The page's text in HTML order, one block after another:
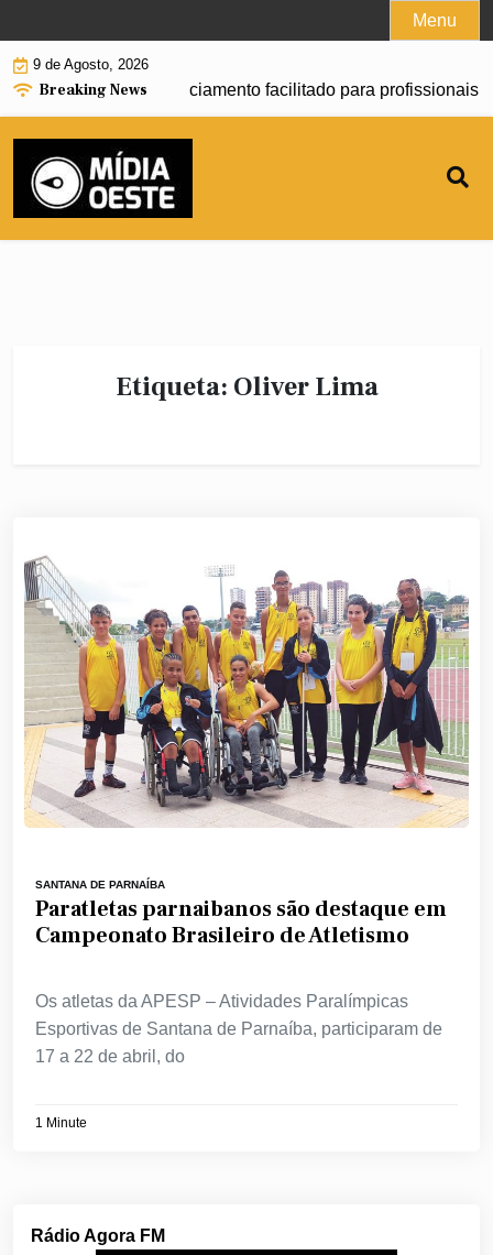
to
content
Menu
9 de Agosto, 2026
Breaking News
a oferecer financiamento facilitado para profissionais
Etiqueta: Oliver Lima
SANTANA DE PARNAÍBA
Paratletas parnaibanos são destaque em
Campeonato Brasileiro de Atletismo
Os atletas da APESP – Atividades Paralímpicas
Esportivas de Santana de Parnaíba, participaram de
17 a 22 de abril, do
1 Minute
Rádio Agora FM